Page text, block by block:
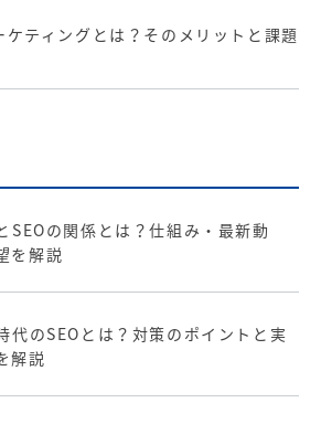
ケティングとは？そのメリットと課題
SEOの関係とは？仕組み・最新動
を解説
代のSEOとは？対策のポイントと実
解説